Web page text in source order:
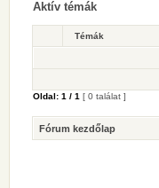
Aktív témák
Témák
Oldal: 1 / 1 [ 0 találat ]
Fórum kezdőlap